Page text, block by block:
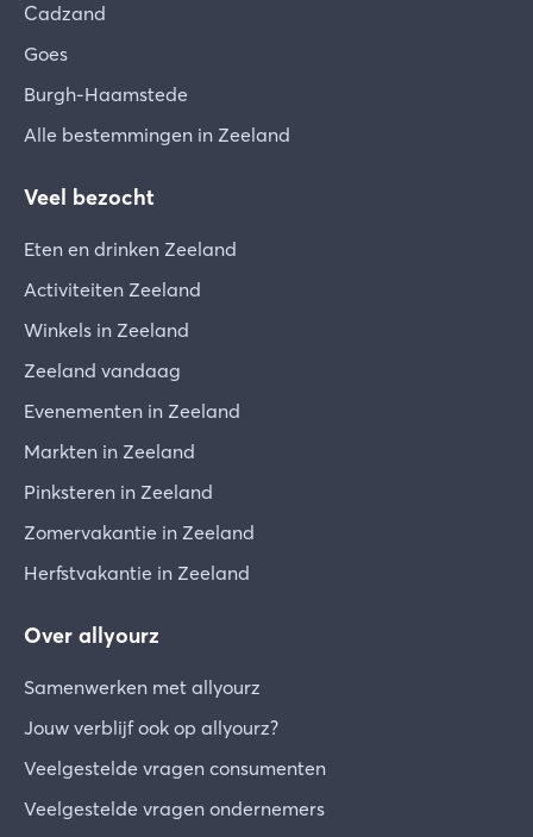
Cadzand
Goes
Burgh-Haamstede
Alle bestemmingen in Zeeland
Veel bezocht
Eten en drinken Zeeland
Activiteiten Zeeland
Winkels in Zeeland
Zeeland vandaag
Evenementen in Zeeland
Markten in Zeeland
Pinksteren in Zeeland
Zomervakantie in Zeeland
Herfstvakantie in Zeeland
Over allyourz
Samenwerken met allyourz
Jouw verblijf ook op allyourz?
Veelgestelde vragen consumenten
Veelgestelde vragen ondernemers